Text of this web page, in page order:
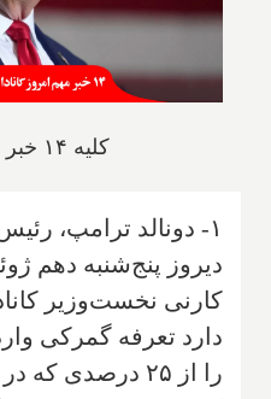
کلیه ۱۴ خبر مهم امروز کانادا و جهان
۱- دونالد ترامپ،
دیروز پنج‌شنبه دهم
کارنی نخست‌وزیر
دارد تعرفه گمرکی
را از ۲۵ درصدی